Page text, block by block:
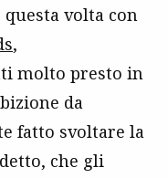
questa volta con
,
molto presto in
da
fatto svoltare la
che gli